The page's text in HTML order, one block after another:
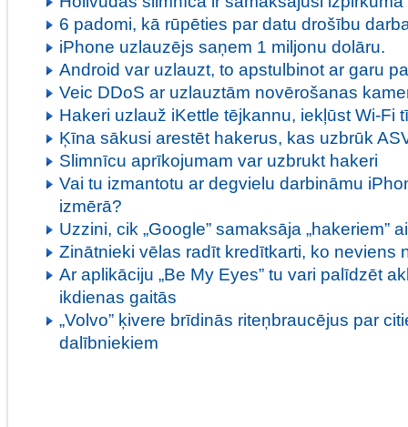
6 padomi, kā rūpēties par datu drošību
iPhone uzlauzējs saņem 1 miljonu dolāru.
Android var uzlauzt, to apstulbinot ar garu
Veic DDoS ar uzlauztām novērošanas
Hakeri uzlauž iKettle tējkannu, iekļūst Wi-Fi
Ķīna sākusi arestēt hakerus, kas uzbrūk
Slimnīcu aprīkojumam var uzbrukt hakeri
Vai tu izmantotu ar degvielu darbināmu
izmērā?
Uzzini, cik „Google” samaksāja „hakeriem”
Zinātnieki vēlas radīt kredītkarti, ko neviens
Ar aplikāciju „Be My Eyes” tu vari palīdzēt
ikdienas gaitās
„Volvo” ķivere brīdinās riteņbraucējus par
dalībniekiem